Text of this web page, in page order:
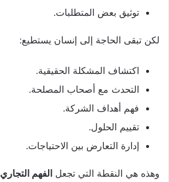
توثيق بعض المتطلبات.
لكن تبقى الحاجة إلى إنسان يستطيع:
اكتشاف المشكلة الحقيقية.
التحدث مع أصحاب المصلحة.
فهم أهداف الشركة.
تقييم الحلول.
إدارة التعارض بين الاحتياجات.
وهذه هي النقطة التي تجعل الفهم التجاري